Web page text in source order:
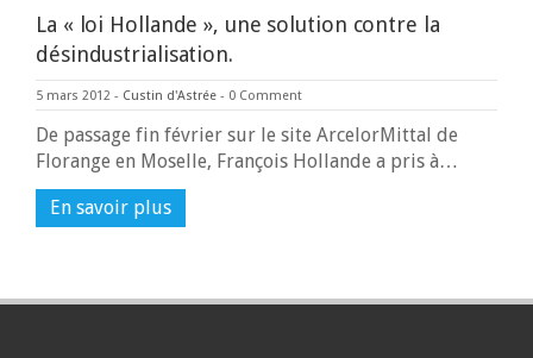
La « loi Hollande », une solution contre la
désindustrialisation.
5 mars 2012 - Custin d'Astrée - 0 Comment
De passage fin février sur le site ArcelorMittal de
Florange en Moselle, François Hollande a pris à…
En savoir plus